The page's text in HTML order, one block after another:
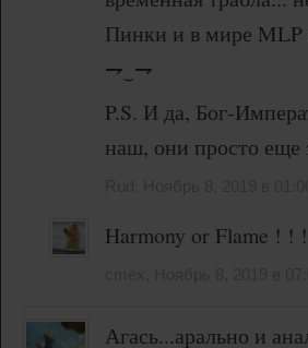
Пинки и в мире MLP
⇁‿⇁
P.S. И да, Бог-
наш, они просто еще
Harmony or Flame ! ! !
Агась...арально и